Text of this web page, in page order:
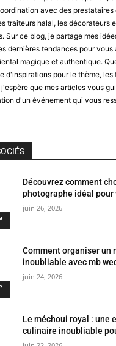
avec des
traiteurs halal, les décorateurs
Sur ce blog, je partage mes
dernières tendances pour vous
magique et authentique.
d'inspirations pour le thème, les
que mes articles vous
d'un événement qui vous
Découvrez comment
photographe idéal pour
juin 26, 2026
Comment organiser un
inoubliable avec mb
juin 24, 2026
Le méchoui royal : une
culinaire inoubliable